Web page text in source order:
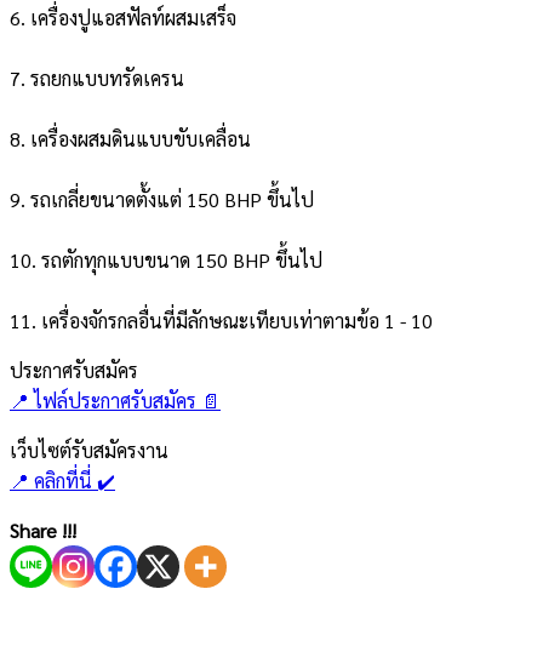
6. เครื่องปูแอสฟัลท์ผสมเสร็จ
7. รถยกแบบทรัดเครน
8. เครื่องผสมดินแบบขับเคลื่อน
9. รถเกลี่ยขนาดตั้งแต่ 150 BHP ขึ้นไป
10. รถตักทุกแบบขนาด 150 BHP ขึ้นไป
11. เครื่องจักรกลอื่นที่มีลักษณะเทียบเท่าตามข้อ 1 - 10
ประกาศรับสมัคร
📍 ไฟล์ประกาศรับสมัคร 📄
เว็บไซต์รับสมัครงาน​
📍 คลิกที่นี่ ✔️
Share !!!